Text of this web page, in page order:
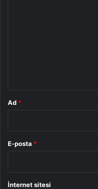
Ad *
E-posta *
İnternet sitesi